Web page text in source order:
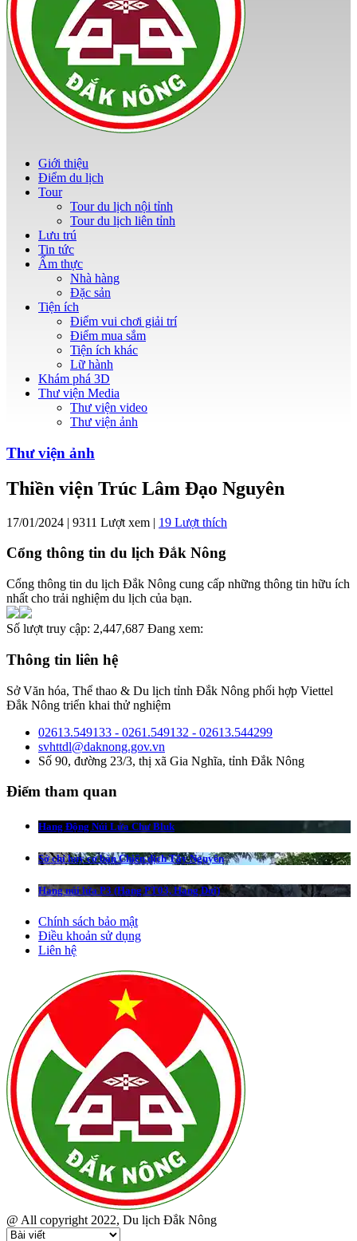
Giới thiệu
Điểm du lịch
Tour
Tour du lịch nội tỉnh
Tour du lịch liên tỉnh
Lưu trú
Tin tức
Ẩm thực
Nhà hàng
Đặc sản
Tiện ích
Điểm vui chơi giải trí
Điểm mua sắm
Tiện ích khác
Lữ hành
Khám phá 3D
Thư viện Media
Thư viện video
Thư viện ảnh
Thư viện ảnh
Thiền viện Trúc Lâm Đạo Nguyên
17/01/2024 | 9311 Lượt xem | 19 Lượt thích
Cổng thông tin du lịch Đắk Nông
Cổng thông tin du lịch Đắk Nông cung cấp những thông tin hữu ích
nhất cho trải nghiệm du lịch của bạn.
Số lượt truy cập: 2,447,687 Đang xem:
Thông tin liên hệ
Sở Văn hóa, Thể thao & Du lịch tỉnh Đắk Nông phối hợp Viettel
Đắk Nông triển khai thử nghiệm
02613.549133 - 0261.549132 - 02613.544299
svhttdl@daknong.gov.vn
Số 90, đường 23/3, thị xã Gia Nghĩa, tỉnh Đắk Nông
Điểm tham quan
Hang Động Núi Lửa Chư Bluk
Sở chỉ huy cơ bản Chiến dịch Tây Nguyên
Hang núi lửa P3 (Hang PT03, Hang Dơi)
Chính sách bảo mật
Điều khoản sử dụng
Liên hệ
@ All copyright 2022, Du lịch Đắk Nông